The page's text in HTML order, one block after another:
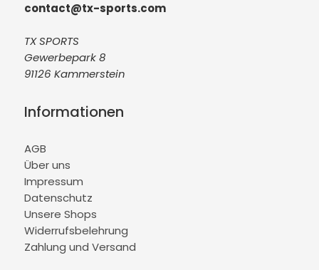
contact@tx-sports.com
TX SPORTS
Gewerbepark 8
91126 Kammerstein
Informationen
AGB
Über uns
Impressum
Datenschutz
Unsere Shops
Widerrufsbelehrung
Zahlung und Versand